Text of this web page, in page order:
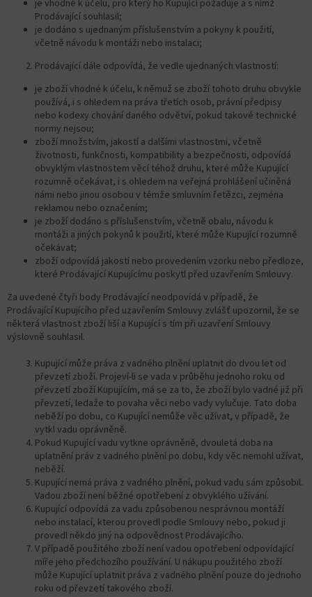
je vhodné k účelu, pro který ho Kupující požaduje a s nímž
Prodávající souhlasil;
je dodáno s ujednaným příslušenstvím a pokyny k použití,
včetně návodu k montáži nebo instalaci;
Prodávající dále odpovídá, že vedle ujednaných vlastností:
je zboží vhodné k účelu, k němuž se zboží tohoto druhu obvykle
používá, i s ohledem na práva třetích osob, právní předpisy
nebo kodexy chování daného odvětví, pokud takové technické
normy nejsou;
zboží množstvím, jakostí a dalšími vlastnostmi, včetně
životnosti, funkčnosti, kompatibility a bezpečnosti, odpovídá
obvyklým vlastnostem věcí téhož druhu, které může Kupující
rozumně očekávat, i s ohledem na veřejná prohlášení učiněná
námi nebo jinou osobou v témže smluvním řetězci, zejména
reklamou nebo označením;
je zboží dodáno s příslušenstvím, včetně obalu, návodu k
montáži a jiných pokynů k použití, které může Kupující rozumně
očekávat;
zboží odpovídá jakostí nebo provedením vzorku nebo předloze,
které Prodávající Kupujícímu poskytl před uzavřením Smlouvy.
Za uvedené čtyři body Prodávající neodpovídá v případě, že
Prodávající Kupujícího před uzavřením Smlouvy zvlášť upozornil, že se
některá vlastnost zboží liší a Kupující s tím při uzavření Smlouvy
výslovně souhlasil.
Kupující může práva z vadného plnění uplatnit do dvou let od
převzetí zboží. Projeví-li se vada v průběhu jednoho roku od
převzetí zboží Kupujícím, má se za to, že zboží bylo vadné již při
převzetí, ledaže to povaha věci nebo vady vylučuje. Tato doba
neběží po dobu, co Kupující nemůže věc užívat, v případě, že
vytkl vadu oprávněně.
Pokud Kupující vadu vytkne oprávněně, dvouletá doba na
uplatnění práv z vadného plnění po dobu, kdy věc nemohl užívat,
neběží.
Kupující nemá práva z vadného plnění, pokud vadu sám způsobil.
Vadou zboží není běžné opotřebení z obvyklého užívání.
Kupující odpovídá za vadu způsobenou nesprávnou montáží
nebo instalací, kterou provedl podle Smlouvy nebo, pokud ji
provedl někdo jiný na odpovědnost Prodávajícího.
V případě použitého zboží není vadou opotřebení odpovídající
míře jeho předchozího používání. U nákupu použitého zboží
může Kupující uplatnit práva z vadného plnění pouze do jednoho
roku od převzetí takového zboží.